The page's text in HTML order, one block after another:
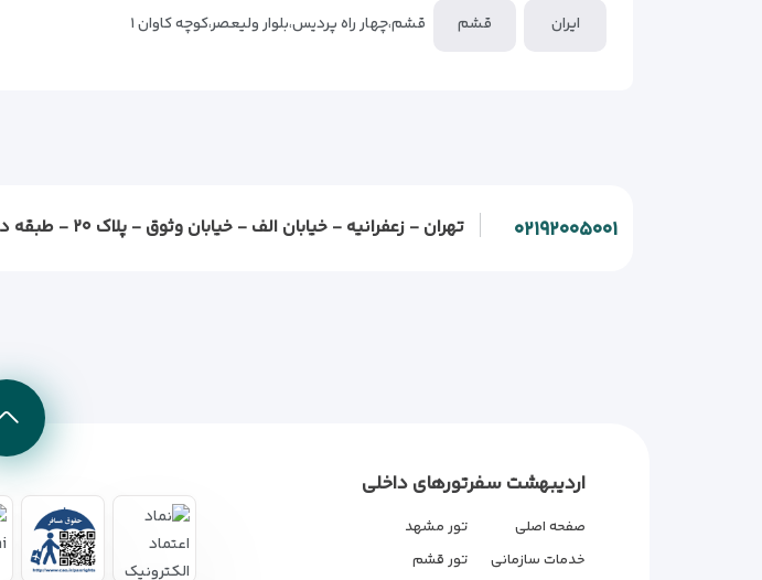
ایران قشم قشم،چهار راه پردیس،بلوار ولیعصر،کوچه کاوان ۱
۰۲۱۹۲۰۰۵۰۰۱ تهران - زعفرانیه - خیابان الف - خیابان وثوق - پلاک ۲۰ - طبقه دوم - واحد ۲۰۱
اردیبهشت سفر
صفحه اصلی
خدمات سازمانی
تورهای داخلی
تور مشهد
تور قشم